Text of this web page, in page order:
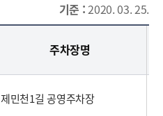
기준 :2020. 03. 25.
주차장명
제민천1길 공영주차장